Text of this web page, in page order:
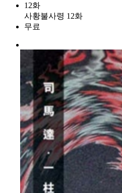
12화
사황불사령 12화
무료